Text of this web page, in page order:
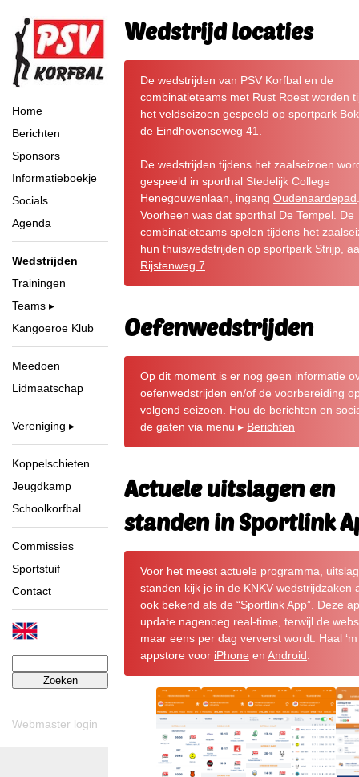
Home
Berichten
Sponsors
Informatieboekje
Socials
Agenda
Wedstrijden
Trainingen
Teams
Kangoeroe Klub
Meedoen
Lidmaatschap
Vereniging
Koppelschieten
Jeugdkamp
Schoolkorfbal
Commissies
Sportstuif
Contact
naar:
Webmaster login
Wedstrijd locaties
De wedstrijden van PSV Korfbal en de
combinatieteams met Rust Roest worden
het veldseizoen gespeeld op sportpark
de Eindhovenseweg 41
De wedstrijden tijdens het zaalseizoen
gespeeld in sporthal Stedelijk College
Henegouwenlaan, ingang Oudenaardepad
Voorheen was dat sporthal De Tempel. De
combinatieteams spelen tijdens het
hun thuiswedstrijden op sportpark Strijp,
Rijstenweg 7
Oefenwedstrijden
Op dit moment is er nog geen informatie
oefenwedstrijden en/of de voorbereiding
volgend seizoen. Hou de berichten en
de gaten via menu ▸ Berichten
Actuele uitslagen en
standen in Sportlink
Voor het meest actuele programma,
standen kijk je in de KNKV wedstrijdzaken
ook bekend als de “Sportlink App”. Deze
update nagenoeg real-time, terwijl de
maar eens per dag ververst wordt. Haal
appstore voor iPhone en Android